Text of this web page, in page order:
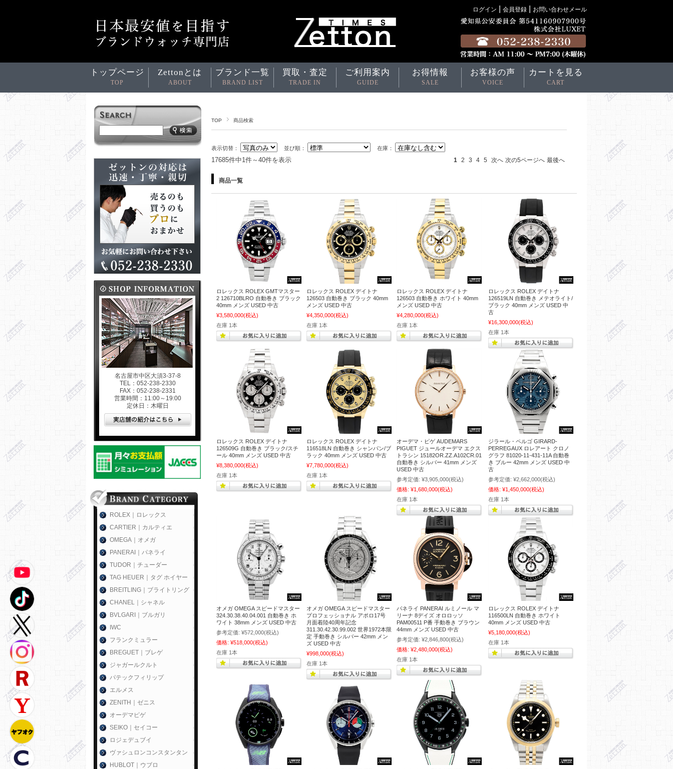
ログイン 会員登録 お問い合わせメール
トップページ
TOP
Zettonとは
ABOUT
ブランド一覧
BRAND LIST
買取・査定
TRADE IN
ご利用案内
GUIDE
お得情報
SALE
お客様の声
VOICE
カートを見る
CART
TOP 商品検索
表示切替： 並び順： 在庫：
17685件中1件～40件を表示 1 2 3 4 5 次へ 次の5ページへ 最後へ
商品一覧
ロレックス ROLEX GMTマスター
2 126710BLRO 自動巻き ブラック
40mm メンズ USED 中古
¥3,580,000(税込)
在庫 1本
ロレックス ROLEX デイトナ
126503 自動巻き ブラック 40mm
メンズ USED 中古
¥4,350,000(税込)
在庫 1本
ロレックス ROLEX デイトナ
126503 自動巻き ホワイト 40mm
メンズ USED 中古
¥4,280,000(税込)
在庫 1本
ロレックス ROLEX デイトナ
126519LN 自動巻き メテオライト/
ブラック 40mm メンズ USED 中
古
¥16,300,000(税込)
在庫 1本
ロレックス ROLEX デイトナ
126509G 自動巻き ブラック/スチ
ール 40mm メンズ USED 中古
¥8,380,000(税込)
在庫 1本
ロレックス ROLEX デイトナ
116518LN 自動巻き シャンパン/ブ
ラック 40mm メンズ USED 中古
¥7,780,000(税込)
在庫 1本
オーデマ・ピゲ AUDEMARS
PIGUET ジュールオーデマ エクス
トラシン 15182OR.ZZ.A102CR.01
自動巻き シルバー 41mm メンズ
USED 中古
参考定価: ¥3,905,000(税込)
価格: ¥1,680,000(税込)
在庫 1本
ジラール・ペルゴ GIRARD-
PERREGAUX ロレアート クロノ
グラフ 81020-11-431-11A 自動巻
き ブルー 42mm メンズ USED 中
古
参考定価: ¥2,662,000(税込)
価格: ¥1,450,000(税込)
在庫 1本
オメガ OMEGA スピードマスター
324.30.38.40.04.001 自動巻き ホ
ワイト 38mm メンズ USED 中古
参考定価: ¥572,000(税込)
価格: ¥518,000(税込)
在庫 1本
オメガ OMEGA スピードマスター
プロフェッショナル アポロ17号
月面着陸40周年記念
311.30.42.30.99.002 世界1972本限
定 手動巻き シルバー 42mm メン
ズ USED 中古
¥998,000(税込)
在庫 1本
パネライ PANERAI ルミノール マ
リーナ 8デイズ オロロッソ
PAM00511 P番 手動巻き ブラウン
44mm メンズ USED 中古
参考定価: ¥2,846,800(税込)
価格: ¥2,480,000(税込)
在庫 1本
ロレックス ROLEX デイトナ
116500LN 自動巻き ホワイト
40mm メンズ USED 中古
¥5,180,000(税込)
在庫 1本
名古屋市中区大須3-37-8
TEL：052-238-2330
FAX：052-238-2331
営業時間：11:00～19:00
定休日：木曜日
ROLEX｜ロレックス
CARTIER｜カルティエ
OMEGA｜オメガ
PANERAI｜パネライ
TUDOR｜チューダー
TAG HEUER｜タグ ホイヤー
BREITLING｜ブライトリング
CHANEL｜シャネル
BVLGARI｜ブルガリ
IWC
フランクミュラー
BREGUET｜ブレゲ
ジャガールクルト
パテックフィリップ
エルメス
ZENITH｜ゼニス
オーデマピゲ
SEIKO｜セイコー
ロジェデュブイ
ヴァシュロンコンスタンタン
HUBLOT｜ウブロ